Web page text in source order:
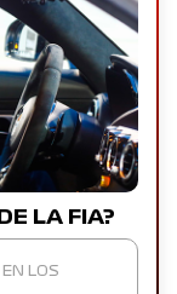
LA FIA?
LOS